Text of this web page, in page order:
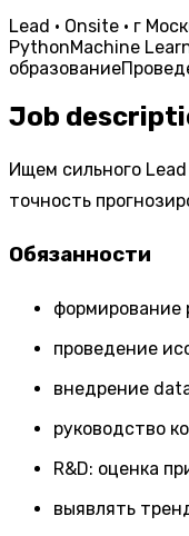
Lead · Onsite · г
PythonMachine
образование
Job
Ищем сильного
точность
Обязанности
формирование
проведение
внедрение
руководство
R&D: оценка
выявлять